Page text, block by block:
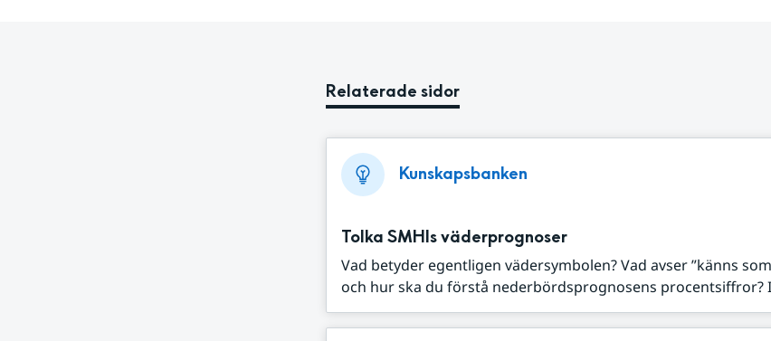
Relaterade sidor
Kunskapsbanken
Tolka SMHIs väderprognoser
Vad betyder egentligen vädersymbolen? Vad avser ”känns
och hur ska du förstå nederbördsprognosens procentsiffror?